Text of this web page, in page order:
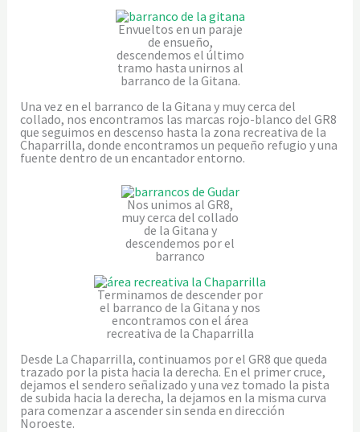
Envueltos en un paraje
de ensueño,
descendemos el último
tramo hasta unirnos al
barranco de la Gitana.
Una vez en el barranco de la Gitana y muy cerca del
collado, nos encontramos las marcas rojo-blanco del GR8
que seguimos en descenso hasta la zona recreativa de la
Chaparrilla, donde encontramos un pequeño refugio y una
fuente dentro de un encantador entorno.
Nos unimos al GR8,
muy cerca del collado
de la Gitana y
descendemos por el
barranco
Terminamos de descender por
el barranco de la Gitana y nos
encontramos con el área
recreativa de la Chaparrilla
Desde La Chaparrilla, continuamos por el GR8 que queda
trazado por la pista hacia la derecha. En el primer cruce,
dejamos el sendero señalizado y una vez tomado la pista
de subida hacia la derecha, la dejamos en la misma curva
para comenzar a ascender sin senda en dirección
Noroeste.